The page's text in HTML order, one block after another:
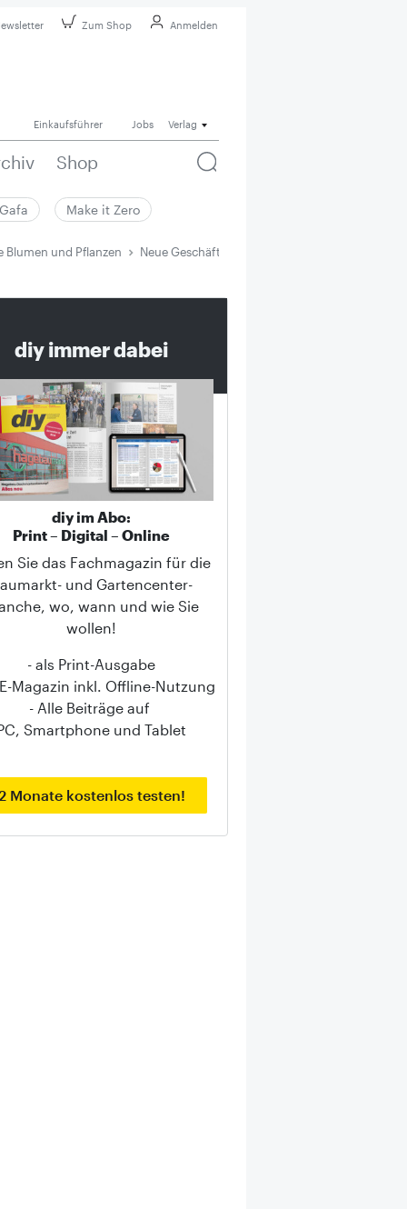
Zum Shop Anmelden
Einkaufsführer Jobs Verlag
Shop
Make it Zero
und Pflanzen Neue Geschäftsführungen der Landgard-Sparte
diy immer dabei
diy im Abo:
Print – Digital – Online
Sie das Fachmagazin für die
und Gartencenter-
wo, wann und wie Sie
wollen!
- als Print-Ausgabe
Magazin inkl. Offline-Nutzung
- Alle Beiträge auf
Smartphone und Tablet
Monate kostenlos testen!